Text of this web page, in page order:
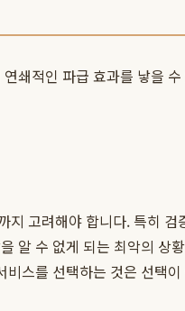
쇄적인 파급 효과를 낳을
고려해야 합니다. 특히 검
알 수 없게 되는 최악의 상
비스를 선택하는 것은 선택